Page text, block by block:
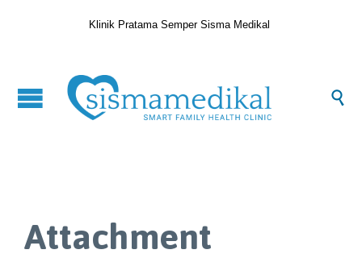
Klinik Pratama Semper Sisma Medikal

Attachment